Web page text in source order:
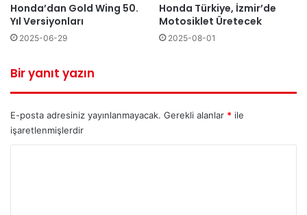
Honda’dan Gold Wing 50.
Yıl Versiyonları
2025-06-29
Honda Türkiye, İzmir’de
Motosiklet Üretecek
2025-08-01
Bir yanıt yazın
E-posta adresiniz yayınlanmayacak. Gerekli alanlar * ile
işaretlenmişlerdir